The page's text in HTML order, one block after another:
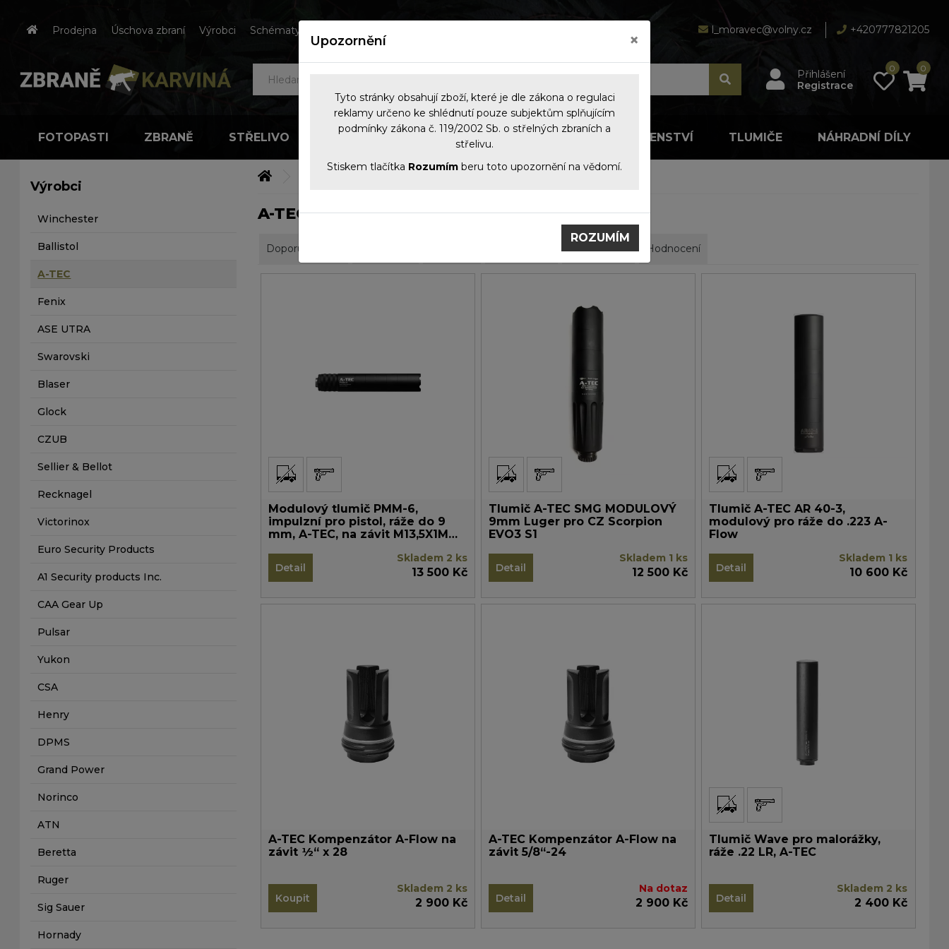
Prodejna Úschova zbraní Výrobci Schématy českých zbraní l_moravec@volny.cz +420777821205
Přihlášení
Registrace
0 0
FOTOPASTI ZBRANĚ STŘELIVO NOČNÍ VIDĚNÍ OPTIKA KOMIS PŘÍSLUŠENSTVÍ TLUMIČE NÁHRADNÍ DÍLY
Výrobci
Winchester
Ballistol
A-TEC
Fenix
ASE UTRA
Swarovski
Blaser
Glock
CZUB
Sellier & Bellot
Recknagel
Victorinox
Euro Security Products
A1 Security products Inc.
CAA Gear Up
Pulsar
Yukon
CSA
Henry
DPMS
Grand Power
Norinco
ATN
Beretta
Ruger
Sig Sauer
Hornady
A-TEC
Doporučujeme Název (Z-A) Hodnocení
Modulový tlumič PMM-6,
impulzní pro pistol, ráže do 9
mm, A-TEC, na závit M13,5X1MM
Detail
Skladem 2 ks
13 500 Kč
Tlumič A-TEC SMG MODULOVÝ
9mm Luger pro CZ Scorpion
EVO3 S1
Detail
Skladem 1 ks
12 500 Kč
Tlumič A-TEC AR 40-3,
modulový pro ráže do .223 A-
Flow
Detail
Skladem 1 ks
10 600 Kč
A-TEC Kompenzátor A-Flow na
závit ½“ x 28
Koupit
Skladem 2 ks
2 900 Kč
A-TEC Kompenzátor A-Flow na
závit 5/8“-24
Detail
Na dotaz
2 900 Kč
Tlumič Wave pro malorážky,
ráže .22 LR, A-TEC
Detail
Skladem 2 ks
2 400 Kč
Upozornění ×
Tyto stránky obsahují zboží, které je dle zákona o regulaci
reklamy určeno ke shlédnutí pouze subjektům splňujícím
podmínky zákona č. 119/2002 Sb. o střelných zbraních a
střelivu.
Stiskem tlačítka Rozumím beru toto upozornění na vědomí.
ROZUMÍM